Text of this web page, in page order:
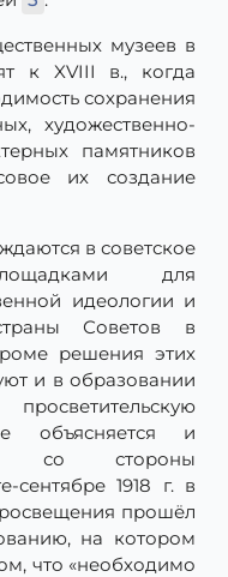
музеев в
к XVIII в., когда
сохранения
художественно-
памятников
их создание
в советское
для
идеологии и
Советов в
решения этих
и в образовании
объясняется и
со стороны
сентябре 1918 г. в
прошёл
на котором
что «необходимо